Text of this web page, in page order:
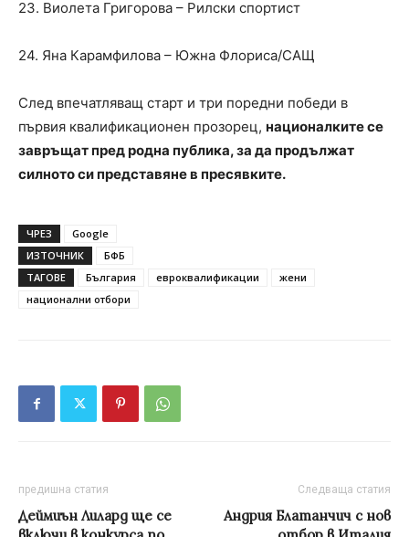
23. Виолета Григорова – Рилски спортист
24. Яна Карамфилова – Южна Флориса/САЩ
След впечатляващ старт и три поредни победи в
първия квалификационен прозорец, националките се
завръщат пред родна публика, за да продължат
силното си представяне в пресявките.
ЧРЕЗ
Google
ИЗТОЧНИК
БФБ
ТАГОВЕ
България евроквалификации
жени
национални отбори
предишна статия
Деймиън Лилард ще се
Следваща статия
Андрия Блатанчич с нов